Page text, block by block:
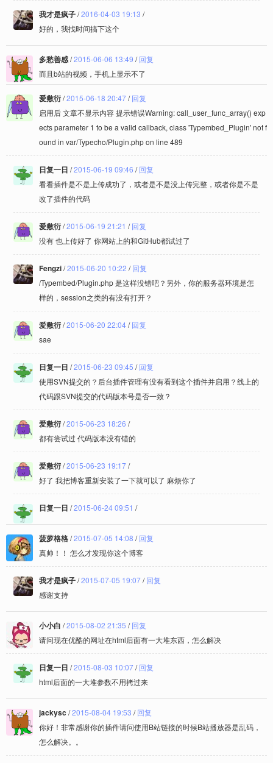
我才是疯子/2016-04-03 19:13 /
好的，我找时间搞下这个
多愁善感/2015-06-06 13:49 /回复
而且b站的视频，手机上显示不了
爱敷衍/2015-06-18 20:47/回复
启用后 文章不显示内容 提示错误Warning: call_user_func_array() exp
ects parameter 1 to be a valid callback, class 'Typembed_Plugin' not f
ound in var/Typecho/Plugin.php on line 489
日复一日 /2015-06-19 09:46 /回复
看看插件是不是上传成功了，或者是不是没上传完整，或者你是不是
改了插件的代码
爱敷衍/2015-06-19 21:21 /回复
没有 也上传好了 你网站上的和GitHub都试过了
Fengzi/2015-06-20 10:22 /回复
/Typembed/Plugin.php 是这样没错吧？另外，你的服务器环境是怎
样的，session之类的有没有打开？
爱敷衍/2015-06-20 22:04/回复
sae
日复一日 /2015-06-23 09:45 /回复
使用SVN提交的？后台插件管理有没有看到这个插件并启用？线上的
代码跟SVN提交的代码版本号是否一致？
爱敷衍/2015-06-23 18:26 /
都有尝试过 代码版本没有错的
爱敷衍/2015-06-23 19:17/
好了 我把博客重新安装了一下就可以了 麻烦你了
日复一日 /2015-06-24 09:51 /
菠萝格格/2015-07-05 14:08 /回复
真帅！！ 怎么才发现你这个博客
我才是疯子/2015-07-05 19:07/回复
感谢支持
小小白 /2015-08-02 21:35 /回复
请问现在优酷的网址在html后面有一大堆东西，怎么解决
日复一日 /2015-08-03 10:07/回复
html后面的一大堆参数不用拷过来
jackysc /2015-08-04 19:53 /回复
你好！非常感谢你的插件请问使用B站链接的时候B站播放器是乱码，
怎么解决。。